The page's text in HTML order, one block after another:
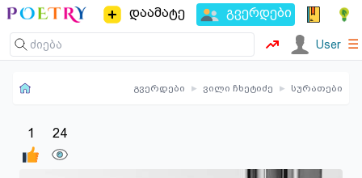
დაამატე გვერდები
User ☰
გვერდები ▸ ვილი ჩხეტიძე ▸ სურათები
1 24